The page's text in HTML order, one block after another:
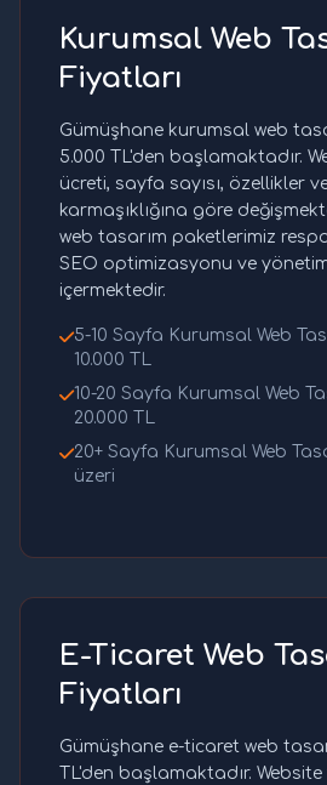
Kurumsal Web
Fiyatları
Gümüşhane kurumsal web
5.000 TL'den başlamaktadır.
ücreti, sayfa sayısı, özellikler
karmaşıklığına göre
web tasarım paketlerimiz
SEO optimizasyonu ve
içermektedir.
5-10 Sayfa Kurumsal Web
10.000 TL
10-20 Sayfa Kurumsal Web
20.000 TL
20+ Sayfa Kurumsal Web
üzeri
E-Ticaret Web
Fiyatları
Gümüşhane e-ticaret web
TL'den başlamaktadır.